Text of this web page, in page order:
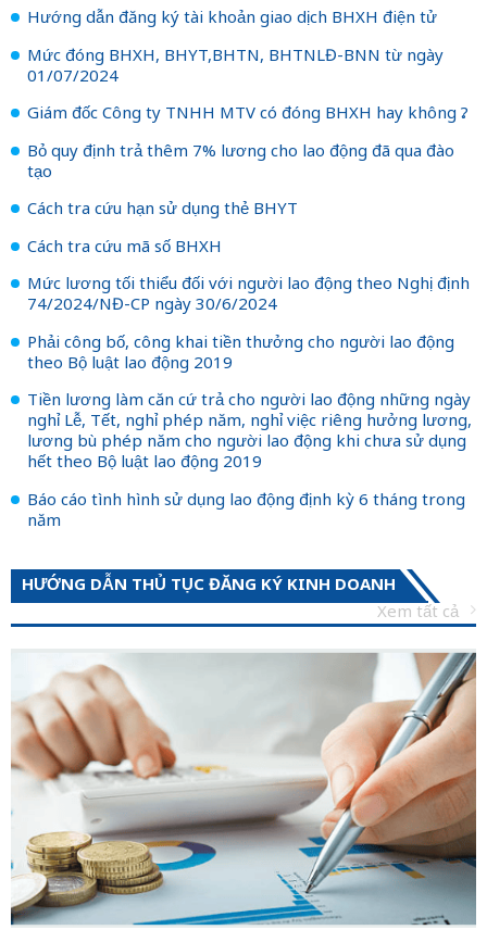
Hướng dẫn đăng ký tài khoản giao dịch BHXH điện tử
Mức đóng BHXH, BHYT,BHTN, BHTNLĐ-BNN từ ngày
01/07/2024
Giám đốc Công ty TNHH MTV có đóng BHXH hay không ?
Bỏ quy định trả thêm 7% lương cho lao động đã qua đào
tạo
Cách tra cứu hạn sử dụng thẻ BHYT
Cách tra cứu mã số BHXH
Mức lương tối thiểu đối với người lao động theo Nghị định
74/2024/NĐ-CP ngày 30/6/2024
Phải công bố, công khai tiền thưởng cho người lao động
theo Bộ luật lao động 2019
Tiền lương làm căn cứ trả cho người lao động những ngày
nghỉ Lễ, Tết, nghỉ phép năm, nghỉ việc riêng hưởng lương,
lương bù phép năm cho người lao động khi chưa sử dụng
hết theo Bộ luật lao động 2019
Báo cáo tình hình sử dụng lao động định kỳ 6 tháng trong
năm
HƯỚNG DẪN THỦ TỤC ĐĂNG KÝ KINH DOANH
Xem tất cả